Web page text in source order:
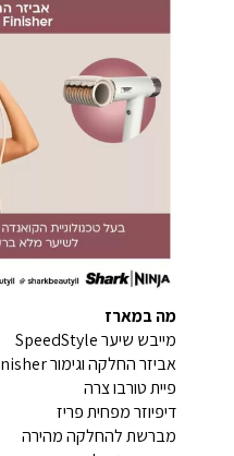
מה במארז
מייבש שיער SpeedStyle
אביזר החלקה וגימור RapidGloss Finisher
פיית טורבו צרה
דיפיוזר מפחית פריז
מברשת להחלקה מהירה